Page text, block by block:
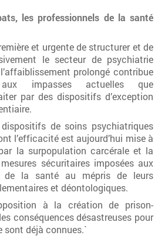
les professionnels de la santé
et urgente de structurer et de
le secteur de psychiatrie
prolongé contribue
aux impasses actuelles que
par des dispositifs d’exception
dispositifs de soins psychiatriques
l’efficacité est aujourd’hui mise à
la surpopulation carcérale et la
sécuritaires imposées aux
de la santé au mépris de leurs
et déontologiques.
à la création de prison-
conséquences désastreuses pour
sont déjà connues.`